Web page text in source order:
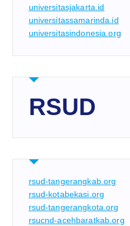
universitasjakarta.id
universitassamarinda.id
universitasindonesia.org
RSUD
rsud-tangerangkab.org
rsud-kotabekasi.org
rsud-tangerangkota.org
rsucnd-acehbaratkab.org